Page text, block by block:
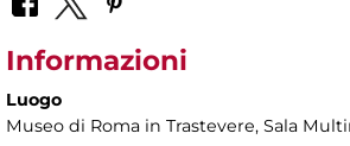
Informazioni
Luogo
Museo di Roma in Trastevere, Sala